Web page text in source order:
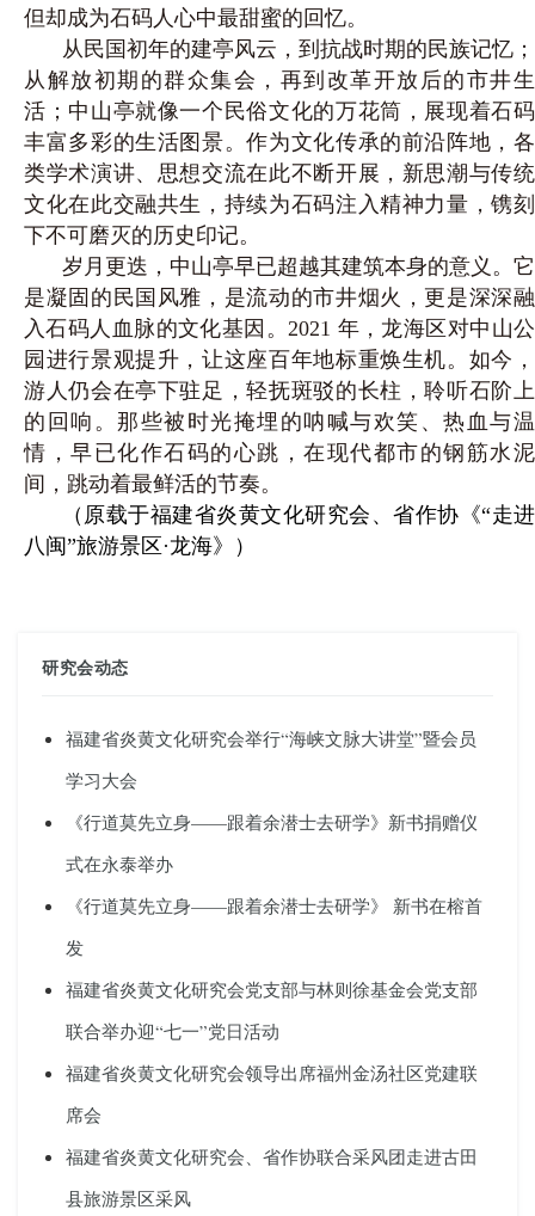
但却成为石码人心中最甜蜜的回忆。
从民国初年的建亭风云，到抗战时期的民族记忆；
从解放初期的群众集会，再到改革开放后的市井生
活；中山亭就像一个民俗文化的万花筒，展现着石码
丰富多彩的生活图景。作为文化传承的前沿阵地，各
类学术演讲、思想交流在此不断开展，新思潮与传统
文化在此交融共生，持续为石码注入精神力量，镌刻
下不可磨灭的历史印记。
岁月更迭，中山亭早已超越其建筑本身的意义。它
是凝固的民国风雅，是流动的市井烟火，更是深深融
入石码人血脉的文化基因。2021 年，龙海区对中山公
园进行景观提升，让这座百年地标重焕生机。如今，
游人仍会在亭下驻足，轻抚斑驳的长柱，聆听石阶上
的回响。那些被时光掩埋的呐喊与欢笑、热血与温
情，早已化作石码的心跳，在现代都市的钢筋水泥
间，跳动着最鲜活的节奏。
（原载于福建省炎黄文化研究会、省作协《“走进
八闽”旅游景区·龙海》）
研究会动态
福建省炎黄文化研究会举行“海峡文脉大讲堂”暨会员
学习大会
《行道莫先立身——跟着余潜士去研学》新书捐赠仪
式在永泰举办
《行道莫先立身——跟着余潜士去研学》 新书在榕首
发
福建省炎黄文化研究会党支部与林则徐基金会党支部
联合举办迎“七一”党日活动
福建省炎黄文化研究会领导出席福州金汤社区党建联
席会
福建省炎黄文化研究会、省作协联合采风团走进古田
县旅游景区采风